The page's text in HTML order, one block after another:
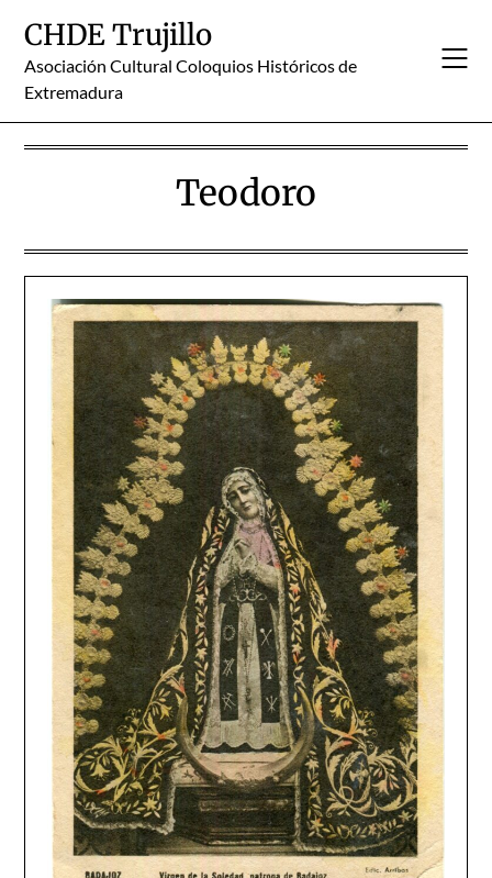
content
CHDE Trujillo
Asociación Cultural Coloquios Históricos de
Extremadura
Teodoro